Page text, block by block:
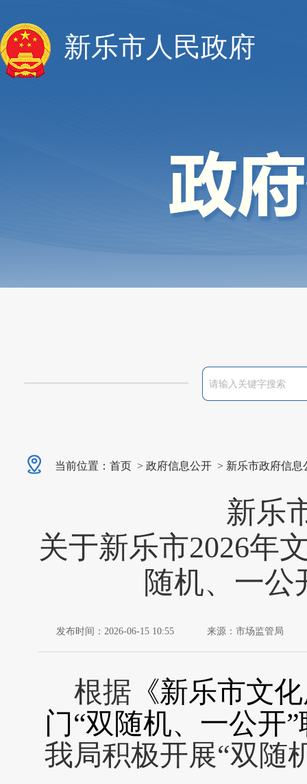
新乐市人民政府
当前位置： 首页 > 政府信息公开 > 新乐市政府信息
新乐
关于新乐市2026年
随机、一公
发布时间：2026-06-15 10:55 来源：市场监管局
根据 《新乐市文
门“双随机、一公开
我局积极开展“双随